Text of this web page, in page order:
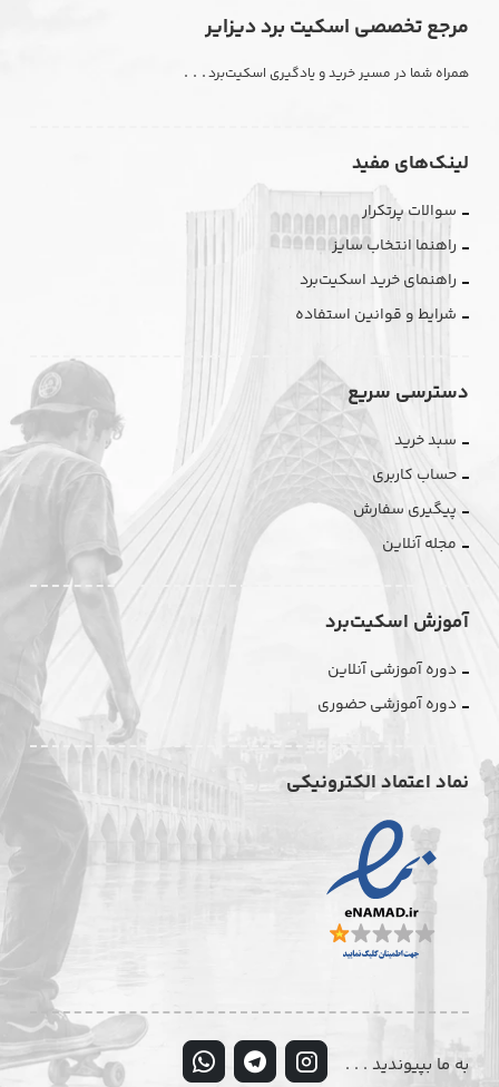
مرجع تخصصی اسکیت برد دیزایر
همراه شما در مسیر خرید و یادگیری اسکیت‌برد. . .
لینک‌های مفید
سوالات پرتکرار
راهنما انتخاب سایز
راهنمای خرید اسکیت‌برد
شرایط و قوانین استفاده
دسترسی سریع
سبد خرید
حساب کاربری
پیگیری سفارش
مجله آنلاین
آموزش اسکیت‌برد
دوره آموزشی آنلاین
دوره آموزشی حضوری
نماد اعتماد الکترونیکی
به ما بپیوندید . . .